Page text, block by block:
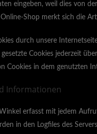
eingeben, weil dies von
Shop merkt sich die
durch unsere
Cookies jederzeit
Cookies in dem genutzten
Informationen
erfasst mit jedem
in den Logfiles des